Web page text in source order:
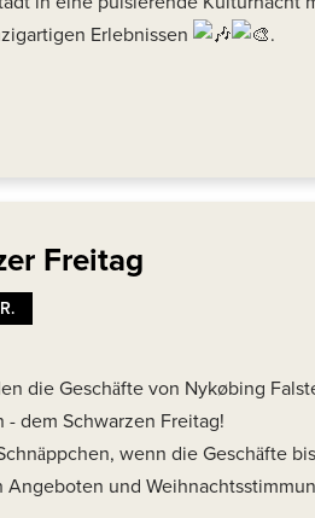
Erlebnissen
.
Freitag
die Geschäfte von Nykøbing
- dem Schwarzen Freitag!
wenn die Geschäfte
und